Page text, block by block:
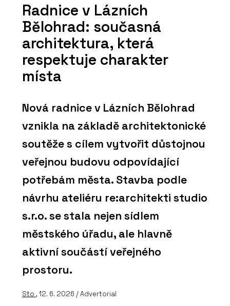
Radnice v Lázních
Bělohrad: současná
architektura, která
respektuje charakter
místa
Nová radnice v Lázních Bělohrad
vznikla na základě architektonické
soutěže s cílem vytvořit důstojnou
veřejnou budovu odpovídající
potřebám města. Stavba podle
návrhu ateliéru re:architekti studio
s.r.o. se stala nejen sídlem
městského úřadu, ale hlavně
aktivní součástí veřejného
prostoru.
Sto , 12. 6. 2026 / Advertorial